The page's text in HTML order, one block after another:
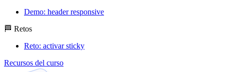
Demo: header responsive
🏁 Retos
Reto: activar sticky
Recursos del curso